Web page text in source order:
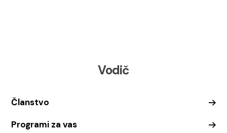
Vodič
Članstvo
Programi za vas